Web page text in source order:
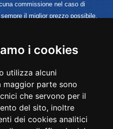
i cookies
utilizza alcuni
maggior parte sono
che servono per il
del sito, inoltre
dei cookies analitici
commissione nel caso di
il miglior prezzo possibile.